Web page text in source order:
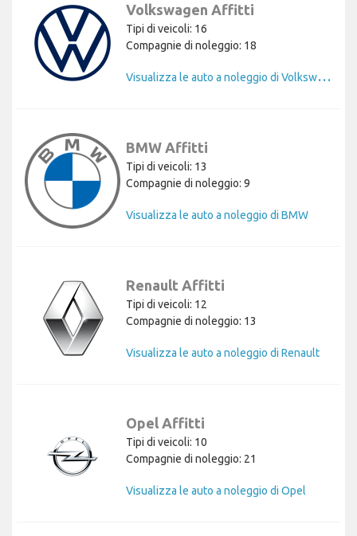
Volkswagen Affitti
Tipi di veicoli: 16
Compagnie di noleggio: 18
V
isualizza le auto a noleggio di Volkswagen
BMW Affitti
Tipi di veicoli: 13
Compagnie di noleggio: 9
Visualizza le auto a noleggio di BMW
Renault Affitti
Tipi di veicoli: 12
Compagnie di noleggio: 13
Visualizza le auto a noleggio di Renault
Opel Affitti
Tipi di veicoli: 10
Compagnie di noleggio: 21
Visualizza le auto a noleggio di Opel